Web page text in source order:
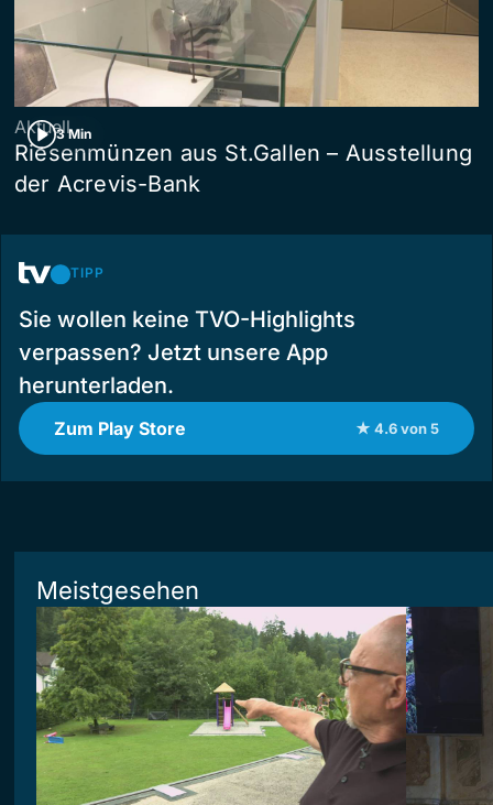
3 Min
Aktuell
Riesenmünzen aus St.Gallen – Ausstellung
der Acrevis-Bank
TIPP
Sie wollen keine TVO-Highlights
verpassen? Jetzt unsere App
herunterladen.
Zum Play Store ★ 4.6 von 5
Meistgesehen